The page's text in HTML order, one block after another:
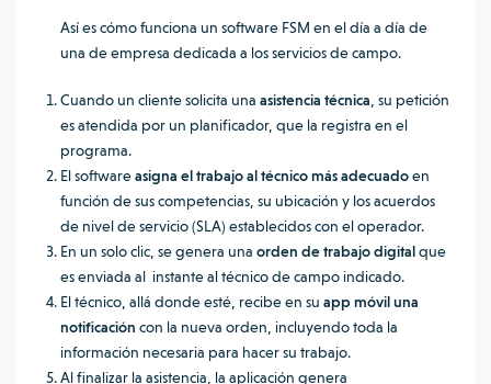
Así es cómo funciona un software FSM en el día a día de
una de empresa dedicada a los servicios de campo.
Cuando un cliente solicita una asistencia técnica , su petición
es atendida por un planificador, que la registra en el
programa.
El softwareasigna el trabajoal técnico más adecuadoen
función de sus competencias, su ubicación y los acuerdos
de nivel de servicio (SLA) establecidos con el operador.
En un solo clic, se genera una orden de trabajo digitalque
es enviada al instante al técnico de campo indicado.
El técnico, allá donde esté, recibe en su app móvil una
notificación con la nueva orden, incluyendo toda la
información necesaria para hacer su trabajo.
Al finalizar la asistencia, la aplicación genera